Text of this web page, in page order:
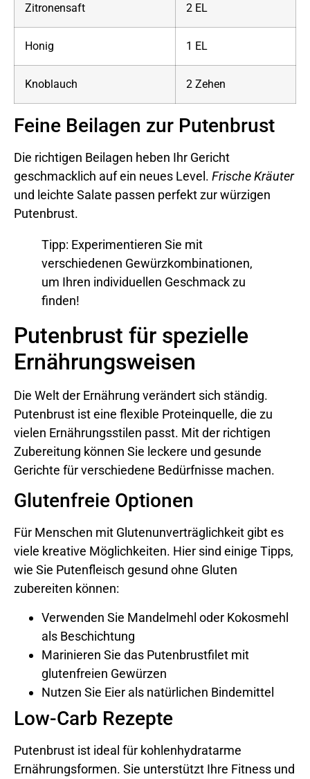
Zitronensaft 2 EL
Honig 1 EL
Knoblauch 2 Zehen
Feine Beilagen zur Putenbrust
Die richtigen Beilagen heben Ihr Gericht
geschmacklich auf ein neues Level. Frische Kräuter
und leichte Salate passen perfekt zur würzigen
Putenbrust.
Tipp: Experimentieren Sie mit
verschiedenen Gewürzkombinationen,
um Ihren individuellen Geschmack zu
finden!
Putenbrust für spezielle
Ernährungsweisen
Die Welt der Ernährung verändert sich ständig.
Putenbrust ist eine flexible Proteinquelle, die zu
vielen Ernährungsstilen passt. Mit der richtigen
Zubereitung können Sie leckere und gesunde
Gerichte für verschiedene Bedürfnisse machen.
Glutenfreie Optionen
Für Menschen mit Glutenunverträglichkeit gibt es
viele kreative Möglichkeiten. Hier sind einige Tipps,
wie Sie Putenfleisch gesund ohne Gluten
zubereiten können:
Verwenden Sie Mandelmehl oder Kokosmehl
als Beschichtung
Marinieren Sie das Putenbrustfilet mit
glutenfreien Gewürzen
Nutzen Sie Eier als natürlichen Bindemittel
Low-Carb Rezepte
Putenbrust ist ideal für kohlenhydratarme
Ernährungsformen. Sie unterstützt Ihre Fitness und